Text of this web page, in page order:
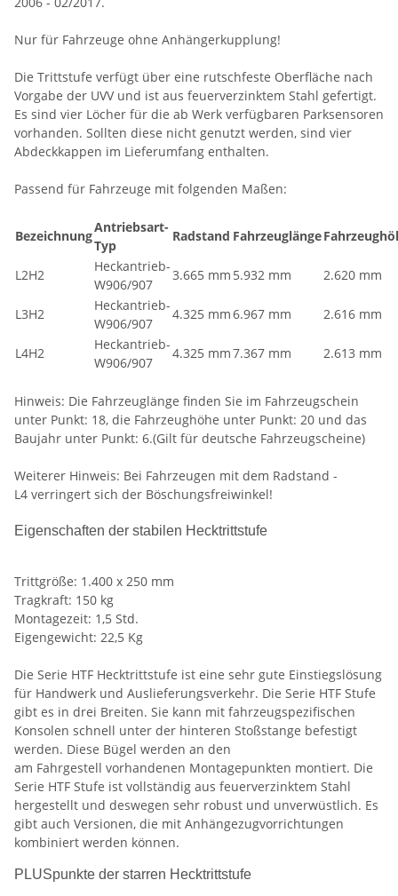
Nur für Fahrzeuge ohne Anhängerkupplung!
Die Trittstufe verfügt über eine rutschfeste Oberfläche nach
Vorgabe der UVV und ist aus feuerverzinktem Stahl gefertigt.
Es sind vier Löcher für die ab Werk verfügbaren Parksensoren
vorhanden. Sollten diese nicht genutzt werden, sind vier
Abdeckkappen im Lieferumfang enthalten.
Passend für Fahrzeuge mit folgenden Maßen:
Bezeichnung
Antriebsart-
Typ
Radstand Fahrzeuglänge
L2H2
Heckantrieb-
W906/907
3.665 mm 5.932 mm 2.620 mm
L3H2
Heckantrieb-
W906/907
4.325 mm6.967 mm 2.616 mm
L4H2
Heckantrieb-
W906/907
4.325 mm7.367 mm 2.613 mm
Hinweis: Die Fahrzeuglänge finden Sie im Fahrzeugschein
unter Punkt: 18, die Fahrzeughöhe unter Punkt: 20 und das
Baujahr unter Punkt: 6.(Gilt für deutsche Fahrzeugscheine)
Weiterer Hinweis: Bei Fahrzeugen mit dem Radstand -
L4 verringert sich der Böschungsfreiwinkel!
Eigenschaften der stabilen Hecktrittstufe
Trittgröße: 1.400 x 250 mm
Tragkraft: 150 kg
Montagezeit: 1,5 Std.
Eigengewicht: 22,5 Kg
Die Serie HTF Hecktrittstufe ist eine sehr gute Einstiegslösung
für Handwerk und Auslieferungsverkehr. Die Serie HTF Stufe
gibt es in drei Breiten. Sie kann mit fahrzeugspezifischen
Konsolen schnell unter der hinteren Stoßstange befestigt
werden. Diese Bügel werden an den
am Fahrgestell vorhandenen Montagepunkten montiert. Die
Serie HTF Stufe ist vollständig aus feuerverzinktem Stahl
hergestellt und deswegen sehr robust und unverwüstlich. Es
gibt auch Versionen, die mit Anhängezugvorrichtungen
kombiniert werden können.
PLUSpunkte der starren Hecktrittstufe